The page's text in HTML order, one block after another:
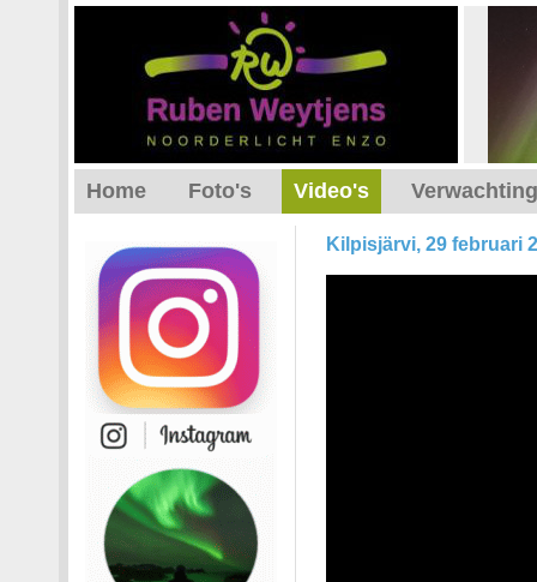
Kilpisjärvi, 29 februari
Home Foto's Video's